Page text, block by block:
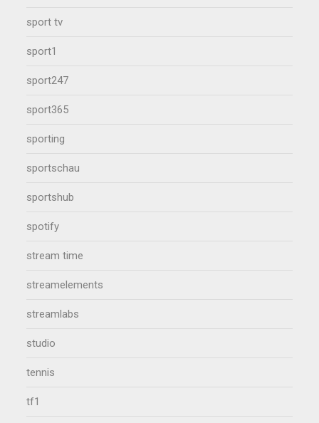
sport tv
sport1
sport247
sport365
sporting
sportschau
sportshub
spotify
stream time
streamelements
streamlabs
studio
tennis
tf1